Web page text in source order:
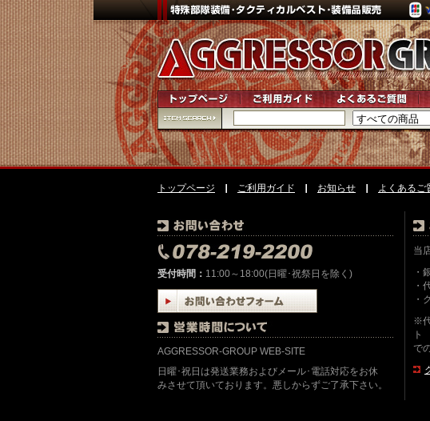
トップページ ご利用ガイド お知らせ よくあるご
受付時間： 11:00～18:00(日曜･祝祭日を除く)
AGGRESSOR-GROUP WEB-SITE
日曜･祝日は発送業務およびメール･電話対応をお休
みさせて頂いております。悪しからずご了承下さい。
当
・
・
・
※
ト
で